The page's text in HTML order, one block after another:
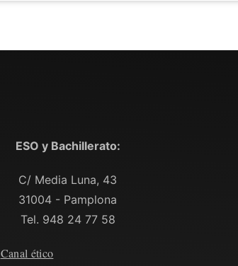
ESO y Bachillerato:
C/ Media Luna, 43
31004 - Pamplona
Tel. 948 24 77 58
Canal ético